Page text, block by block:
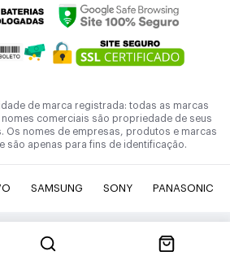
de marca registrada: todas as marcas
comerciais são propriedade de seus
Os nomes de empresas, produtos e marcas
são apenas para fins de identificação.
SAMSUNG SONY PANASONIC